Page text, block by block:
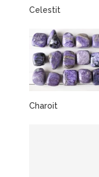
Celestit
Charoit